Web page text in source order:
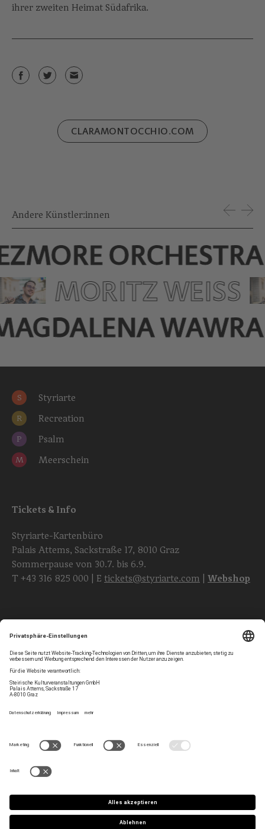
ihrer zweiten Heimat Südafrika.
CLARAMONTOCCHIO.COM
Andere Künstler:innen
ORCHESTRA
MORITZ WEISS
WAWRA
S Styriarte
R Recreation
P Psalm
M Meerschein
Tickets & Info
Styriarte-Kartenbüro
Palais Attems, Sackstraße 17, 8010 Graz
Sommerpause von 30.7. bis 6.9.
T +43 316 825 000 | E tickets@styriarte.com Webshop
Privatsphären-Einstellungen
Newsletter
Kontakt
Team
Jobs
Impressum
Datenschutz
Haltung